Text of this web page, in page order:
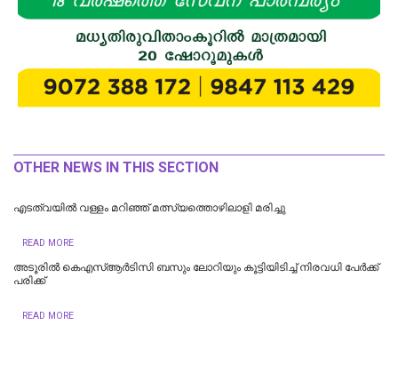
OTHER NEWS IN THIS SECTION
എടത്വയിൽ വള്ളം മറിഞ്ഞ് മത്സ്യത്തൊഴിലാളി മരിച്ചു
READ MORE
അടൂരിൽ കെഎസ്ആർടിസി ബസും ലോറിയും കൂട്ടിയിടിച്ച് നിരവധി പേർക്ക്
പരിക്ക്
READ MORE